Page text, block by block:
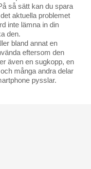
så sätt kan du spara
aktuella problemet
inte lämna in din
den.
bland annat en
eftersom den
även en sugkopp, en
många andra delar
pysslar.